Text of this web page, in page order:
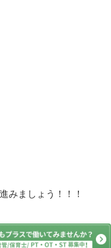
みましょう！！！